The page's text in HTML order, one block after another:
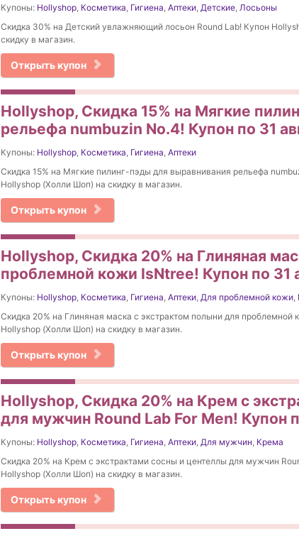
Купоны: Hollyshop, Косметика, Гигиена, Аптеки, Детские, Лосьоны
Скидка 30% на Детский увлажняющий лосьон Round Lab! Купон
скидку в магазин.
Открыть купон
Hollyshop, Скидка 15% на Мягкие
рельефа numbuzin No.4! Купон по 31
Купоны: Hollyshop, Косметика, Гигиена, Аптеки
Скидка 15% на Мягкие пилинг-пэды для выравнивания рельефа
Hollyshop (Холли Шоп) на скидку в магазин.
Открыть купон
Hollyshop, Скидка 20% на Глиняная
проблемной кожи IsNtree! Купон по 31
Купоны: Hollyshop, Косметика, Гигиена, Аптеки, Для проблемной кожи,
Скидка 20% на Глиняная маска с экстрактом полыни для проблемной
Hollyshop (Холли Шоп) на скидку в магазин.
Открыть купон
Hollyshop, Скидка 20% на Крем с
для мужчин Round Lab For Men! Купон
Купоны: Hollyshop, Косметика, Гигиена, Аптеки, Для мужчин, Крема
Скидка 20% на Крем с экстрактами сосны и центеллы для мужчин
Hollyshop (Холли Шоп) на скидку в магазин.
Открыть купон